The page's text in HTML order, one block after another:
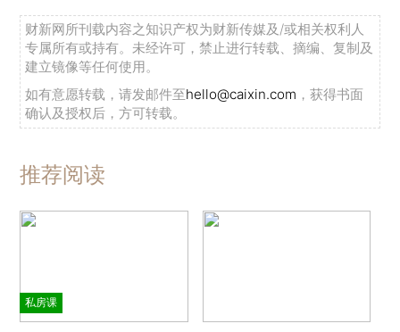
财新网所刊载内容之知识产权为财新传媒及/或相关权利人
专属所有或持有。未经许可，禁止进行转载、摘编、复制及
建立镜像等任何使用。
如有意愿转载，请发邮件至hello@caixin.com ，获得书面
确认及授权后，方可转载。
推荐阅读
私房课